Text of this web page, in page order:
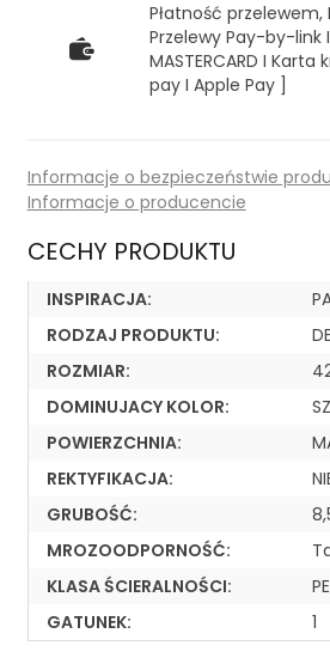
Płatność przelewem,
Przelewy Pay-by-link
MASTERCARD I
pay I Apple Pay ]
Informacje o bezpieczeństwie
Informacje o producencie
CECHY PRODUKTU
INSPIRACJA:
RODZAJ PRODUKTU:
ROZMIAR:
DOMINUJACY KOLOR:
POWIERZCHNIA:
REKTYFIKACJA:
GRUBOŚĆ:
MROZOODPORNOŚĆ:
KLASA ŚCIERALNOŚCI:
GATUNEK:
1